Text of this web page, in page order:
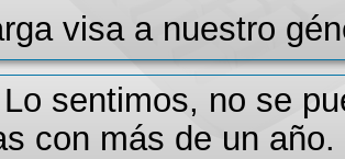
visa a nuestro
Lo sentimos, no se
con más de un año.